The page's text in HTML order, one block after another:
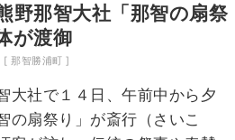
那智大社「那智の扇祭
が渡御
[ 那智勝浦町 ]
大社で１４日、午前中から夕
の扇祭り」が斎行（さいこ